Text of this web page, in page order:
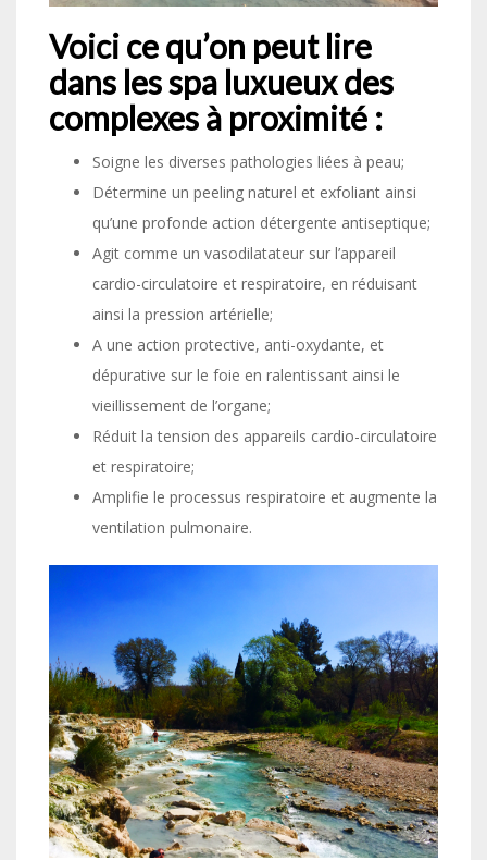
Voici ce qu’on peut lire
dans les spa luxueux des
complexes à proximité :
Soigne les diverses pathologies liées à peau;
Détermine un peeling naturel et exfoliant ainsi
qu’une profonde action détergente antiseptique;
Agit comme un vasodilatateur sur l’appareil
cardio-circulatoire et respiratoire, en réduisant
ainsi la pression artérielle;
A une action protective, anti-oxydante, et
dépurative sur le foie en ralentissant ainsi le
vieillissement de l’organe;
Réduit la tension des appareils cardio-circulatoire
et respiratoire;
Amplifie le processus respiratoire et augmente la
ventilation pulmonaire.